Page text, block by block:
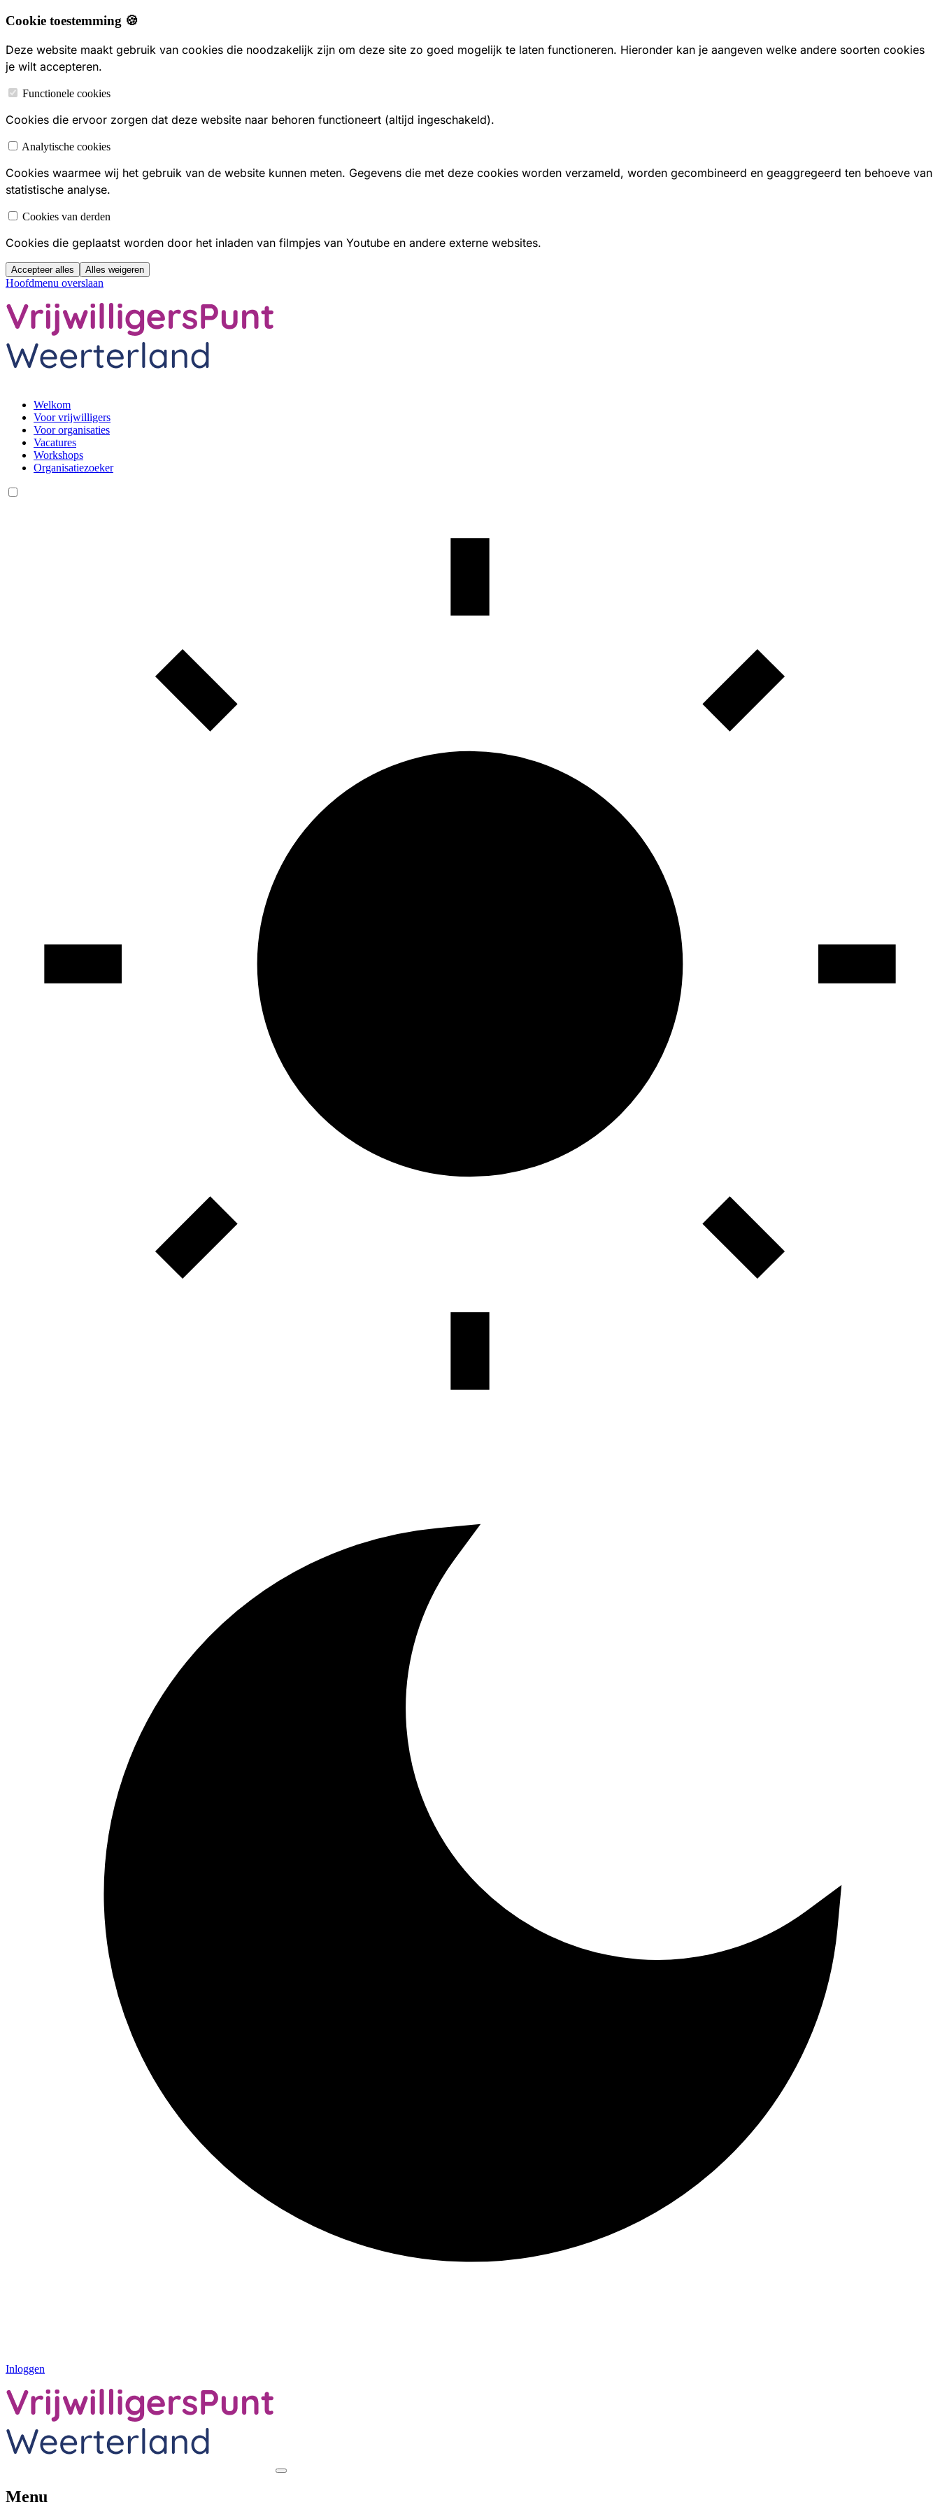
Cookie toestemming 🍪
Deze website maakt gebruik van cookies die noodzakelijk zijn om deze site zo goed mogelijk te laten functioneren. Hieronder kan je aangeven welke andere soorten cookies
je wilt accepteren.
Functionele cookies
Cookies die ervoor zorgen dat deze website naar behoren functioneert (altijd ingeschakeld).
Analytische cookies
Cookies waarmee wij het gebruik van de website kunnen meten. Gegevens die met deze cookies worden verzameld, worden gecombineerd en geaggregeerd ten behoeve van
statistische analyse.
Cookies van derden
Cookies die geplaatst worden door het inladen van filmpjes van Youtube en andere externe websites.
Accepteer alles Alles weigeren
Hoofdmenu overslaan
Welkom
Voor vrijwilligers
Voor organisaties
Vacatures
Workshops
Organisatiezoeker
Inloggen
Menu